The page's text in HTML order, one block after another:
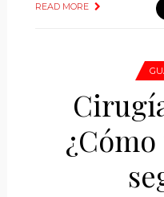
READ MORE